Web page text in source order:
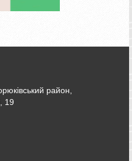
район,
19